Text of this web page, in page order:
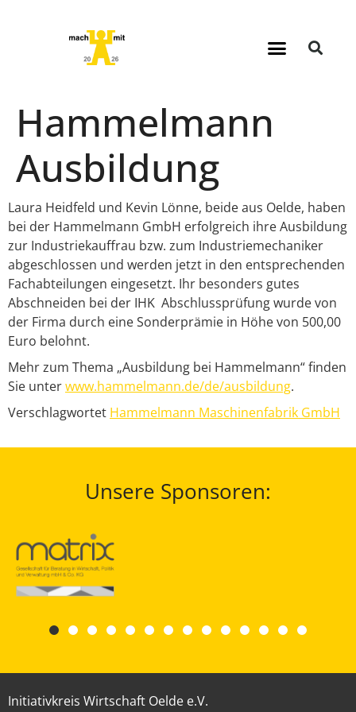
Hammelmann
Ausbildung
Laura Heidfeld und Kevin Lönne, beide aus Oelde, haben
bei der Hammelmann GmbH erfolgreich ihre Ausbildung
zur Industriekauffrau bzw. zum Industriemechaniker
abgeschlossen und werden jetzt in den entsprechenden
Fachabteilungen eingesetzt. Ihr besonders gutes
Abschneiden bei der IHK Abschlussprüfung wurde von
der Firma durch eine Sonderprämie in Höhe von 500,00
Euro belohnt.
Mehr zum Thema „Ausbildung bei Hammelmann“ finden
Sie unterwww.hammelmann.de/de/ausbildung.
Verschlagwortet Hammelmann Maschinenfabrik GmbH
Unsere Sponsoren:
Initiativkreis Wirtschaft Oelde e.V.